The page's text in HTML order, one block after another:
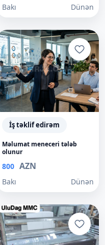
Bakı Dünən
İş təklif edirəm
Məlumat meneceri tələb
olunur
800 AZN
Bakı Dünən